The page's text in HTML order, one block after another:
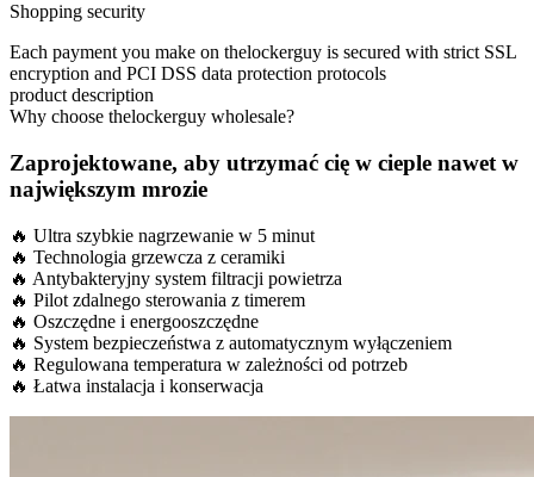
Shopping security
Each payment you make on thelockerguy is secured with strict SSL
encryption and PCI DSS data protection protocols
product description
Why choose thelockerguy wholesale?
Zaprojektowane, aby utrzymać cię w cieple nawet w
największym mrozie
🔥 Ultra szybkie nagrzewanie w 5 minut
🔥 Technologia grzewcza z ceramiki
🔥 Antybakteryjny system filtracji powietrza
🔥 Pilot zdalnego sterowania z timerem
🔥 Oszczędne i energooszczędne
🔥 System bezpieczeństwa z automatycznym wyłączeniem
🔥 Regulowana temperatura w zależności od potrzeb
🔥 Łatwa instalacja i konserwacja